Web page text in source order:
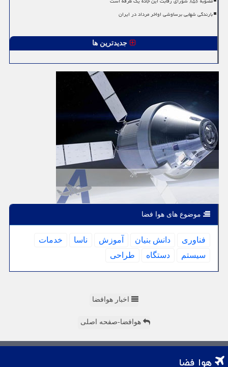
بارندگی شهابی برساوشی اواخر مرداد در ایران
جدیدترین ها
موضوع های هوا فضا
فناوری دانش بنیان آموزش ناسا
خدمات
سیستم
دستگاه طراحی
اخبار هوافضا
هوافضا-صفحه اصلی
هوا فضا